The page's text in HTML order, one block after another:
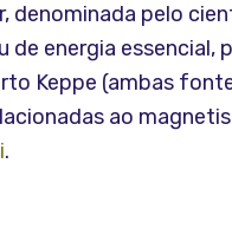
denominada pelo
de energia essencial,
Keppe (ambas
ao
.